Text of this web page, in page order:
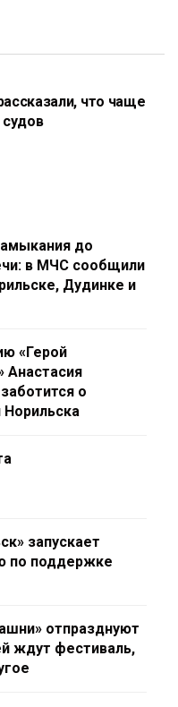
что чаще
до
в МЧС сообщили
Дудинке и
«Герой
Анастасия
о
запускает
по поддержке
отпразднуют
ждут фестиваль,